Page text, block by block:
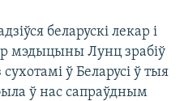
беларускі лекар і
мэдыцыны Лунц зрабіў
ў Беларусі ў тыя
ў нас сапраўдным